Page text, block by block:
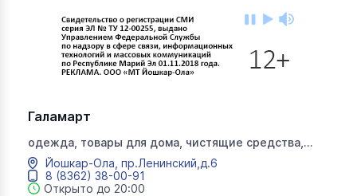
Галамарт
одежда, товары для дома, чистящие средства,
посуда, подарки
Йошкар-Ола, пр.Ленинский,д.6
8 (8362) 38-00-91
Открыто до 20:00